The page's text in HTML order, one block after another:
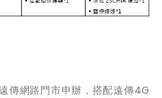
網路門市申辦，搭配遠傳4G